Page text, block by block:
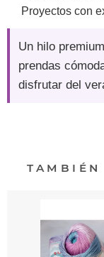
Proyectos con
Un hilo
prendas
disfrutar del
TAMBIÉN